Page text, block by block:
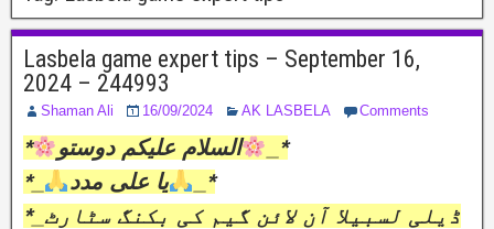
Lasbela game expert tips – September 16,
2024 – 244993
Shaman Ali 16/09/2024 AK LASBELA Comments
* السلام عليکم دوستو
_*
*_
یا علی مدد
_*
*_ڈیلی لسبیلا آن لائن گیم کی بکنگ سٹارٹ